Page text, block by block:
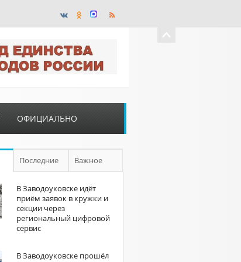
ОФИЦИАЛЬНО
Последние Важное
В Заводоуковске идёт
приём заявок в кружки и
секции через
региональный цифровой
сервис
В Заводоуковске прошёл